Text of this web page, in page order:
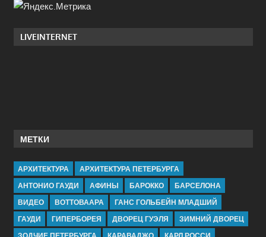
LIVEINTERNET
МЕТКИ
АРХИТЕКТУРА
АРХИТЕКТУРА ПЕТЕРБУРГА
АНТОНИО ГАУДИ
АФИНЫ БАРОККО
БАРСЕЛОНА
ВИДЕО
ВОТТОВААРА
ГАНС ГОЛЬБЕЙН МЛАДШИЙ
ГАУДИ
ГИПЕРБОРЕЯ ДВОРЕЦ ГУЭЛЯ
ЗИМНИЙ ДВОРЕЦ